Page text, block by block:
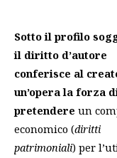
Sotto il profilo
il diritto d’autore
conferisce al
un’opera la forza
pretendere un
economico (diritti
patrimoniali) per